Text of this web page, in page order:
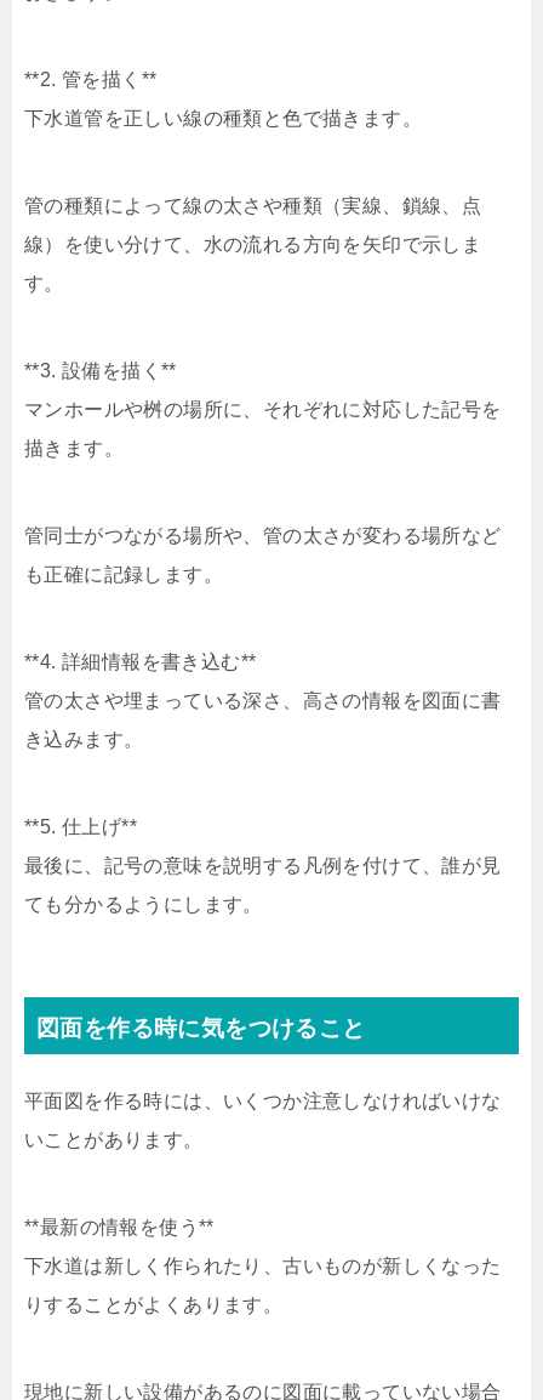
**2. 管を描く**
下水道管を正しい線の種類と色で描きます。
管の種類によって線の太さや種類（実線、鎖線、点
線）を使い分けて、水の流れる方向を矢印で示しま
す。
**3. 設備を描く**
マンホールや桝の場所に、それぞれに対応した記号を
描きます。
管同士がつながる場所や、管の太さが変わる場所など
も正確に記録します。
**4. 詳細情報を書き込む**
管の太さや埋まっている深さ、高さの情報を図面に書
き込みます。
**5. 仕上げ**
最後に、記号の意味を説明する凡例を付けて、誰が見
ても分かるようにします。
図面を作る時に気をつけること
平面図を作る時には、いくつか注意しなければいけな
いことがあります。
**最新の情報を使う**
下水道は新しく作られたり、古いものが新しくなった
りすることがよくあります。
現地に新しい設備があるのに図面に載っていない場合